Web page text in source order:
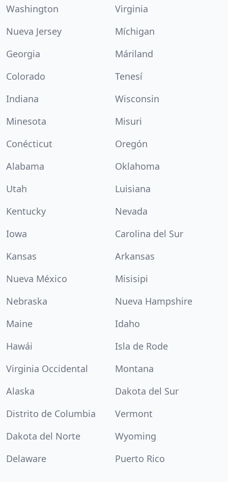
Washington
Virginia
Nueva Jersey
Míchigan
Georgia
Máriland
Colorado
Tenesí
Indiana
Wisconsin
Minesota
Misuri
Conécticut
Oregón
Alabama
Oklahoma
Utah
Luisiana
Kentucky
Nevada
Iowa
Carolina del Sur
Kansas
Arkansas
Nueva México
Misisipi
Nebraska
Nueva Hampshire
Maine
Idaho
Hawái
Isla de Rode
Virginia Occidental
Montana
Alaska
Dakota del Sur
Distrito de Columbia
Vermont
Dakota del Norte
Wyoming
Delaware
Puerto Rico